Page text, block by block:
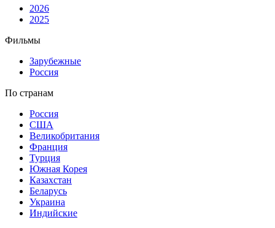
2026
2025
Фильмы
Зарубежные
Россия
По странам
Россия
США
Великобритания
Франция
Турция
Южная Корея
Казахстан
Беларусь
Украина
Индийские